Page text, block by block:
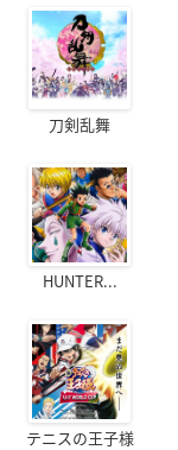
刀剣乱舞
HUNTER...
テニスの王子様